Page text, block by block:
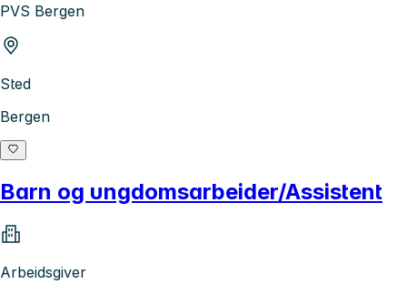
PVS Bergen
Sted
Bergen
Barn og ungdomsarbeider/Assistent
Arbeidsgiver